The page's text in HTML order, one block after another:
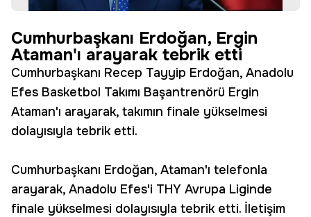
Cumhurbaşkanı Erdoğan, Ergin
Ataman'ı arayarak tebrik etti
Cumhurbaşkanı Recep Tayyip Erdoğan, Anadolu
Efes Basketbol Takımı Başantrenörü Ergin
Ataman'ı arayarak, takımın finale yükselmesi
dolayısıyla tebrik etti.
Cumhurbaşkanı Erdoğan, Ataman'ı telefonla
arayarak, Anadolu Efes'i THY Avrupa Liginde
finale yükselmesi dolayısıyla tebrik etti. İletişim